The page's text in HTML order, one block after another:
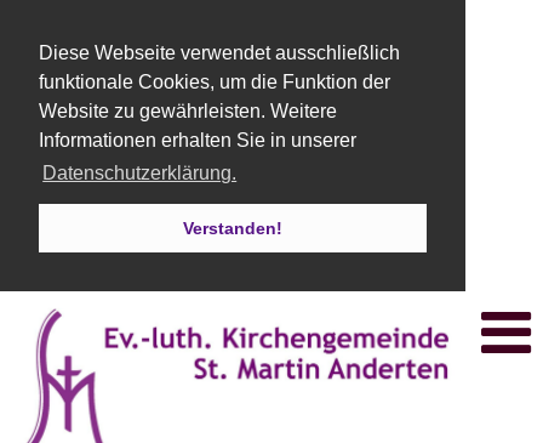
Diese Webseite verwendet ausschließlich
funktionale Cookies, um die Funktion der
Website zu gewährleisten. Weitere
Informationen erhalten Sie in unserer
Datenschutzerklärung.
Verstanden!